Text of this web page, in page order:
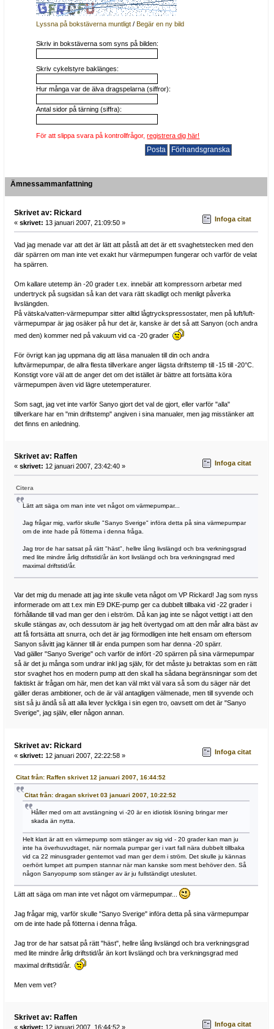
Lyssna på bokstäverna muntligt /Begär en ny bild
Skriv in bokstäverna som syns på bilden:
Skriv cykelstyre baklänges:
Hur många var de älva dragspelarna (siffror):
Antal sidor på tärning (siffra):
För att slippa svara på kontrollfrågor,registrera dig här!
Ämnessammanfattning
Skrivet av: Rickard
« skrivet: 13 januari 2007, 21:09:50 » Infoga citat
Vad jag menade var att det är lätt att påstå att det är ett svaghetstecken med den
där spärren om man inte vet exakt hur värmepumpen fungerar och varför de velat
ha spärren.
Om kallare utetemp än -20 grader t.ex. innebär att kompressorn arbetar med
undertryck på sugsidan så kan det vara rätt skadligt och menligt påverka
livslängden.
På vätska/vatten-värmepumpar sitter alltid lågtryckspressostater, men på luft/luft-
värmepumpar är jag osäker på hur det är, kanske är det så att Sanyon (och andra
med den) kommer ned på vakuum vid ca -20 grader
För övrigt kan jag uppmana dig att läsa manualen till din och andra
luftvärmepumpar, de allra flesta tillverkare anger lägsta driftstemp till -15 till -20°C.
Konstigt vore väl att de anger det om det istället är bättre att fortsätta köra
värmepumpen även vid lägre utetemperaturer.
Som sagt, jag vet inte varför Sanyo gjort det val de gjort, eller varför "alla"
tillverkare har en "min driftstemp" angiven i sina manualer, men jag misstänker att
det finns en anledning.
Skrivet av: Raffen
« skrivet: 12 januari 2007, 23:42:40 » Infoga citat
Citera
Lätt att säga om man inte vet något om värmepumpar...
Jag frågar mig, varför skulle "Sanyo Sverige" införa detta på sina värmepumpar
om de inte hade på fötterna i denna fråga.
Jag tror de har satsat på rätt "häst", hellre lång livslängd och bra verkningsgrad
med lite mindre årlig driftstid/år än kort livslängd och bra verkningsgrad med
maximal driftstid/år.
Var det mig du menade att jag inte skulle veta något om VP Rickard! Jag som nyss
informerade om att t.ex min E9 DKE-pump ger ca dubbelt tillbaka vid -22 grader i
förhållande till vad man ger den i elström. Då kan jag inte se något vettigt i att den
skulle stängas av, och dessutom är jag helt övertygad om att den mår allra bäst av
att få fortsätta att snurra, och det är jag förmodligen inte helt ensam om eftersom
Sanyon såvitt jag känner till är enda pumpen som har denna -20 spärr.
Vad gäller "Sanyo Sverige" och varför de infört -20 spärren på sina värmepumpar
så är det ju många som undrar inkl jag själv, för det måste ju betraktas som en rätt
stor svaghet hos en modern pump att den skall ha sådana begränsningar som det
faktiskt är frågan om här, men det kan väl mkt väl vara så som du säger när det
gäller deras ambitioner, och de är väl antagligen välmenade, men till syvende och
sist så ju ändå så att alla lever lyckliga i sin egen tro, oavsett om det är "Sanyo
Sverige", jag själv, eller någon annan.
Skrivet av: Rickard
« skrivet: 12 januari 2007, 22:22:58 » Infoga citat
Citat från: Raffen skrivet 12 januari 2007, 16:44:52
Citat från: dragan skrivet 03 januari 2007, 10:22:52
Håller med om att avstängning vi -20 är en idiotisk lösning bringar mer
skada än nytta.
Helt klart är att en värmepump som stänger av sig vid - 20 grader kan man ju
inte ha överhuvudtaget, när normala pumpar ger i vart fall nära dubbelt tillbaka
vid ca 22 minusgrader gentemot vad man ger dem i ström. Det skulle ju kännas
oerhört lumpet att pumpen stannar när man kanske som mest behöver den. Så
någon Sanyopump som stänger av är ju fullständigt uteslutet.
Lätt att säga om man inte vet något om värmepumpar...
Jag frågar mig, varför skulle "Sanyo Sverige" införa detta på sina värmepumpar
om de inte hade på fötterna i denna fråga.
Jag tror de har satsat på rätt "häst", hellre lång livslängd och bra verkningsgrad
med lite mindre årlig driftstid/år än kort livslängd och bra verkningsgrad med
maximal driftstid/år.
Men vem vet?
Skrivet av: Raffen
« skrivet: 12 januari 2007, 16:44:52 » Infoga citat